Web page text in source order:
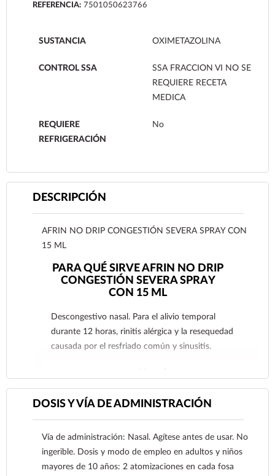
REFERENCIA: 7501050623766
SUSTANCIA OXIMETAZOLINA
CONTROL SSA
SSA FRACCION VI NO SE
REQUIERE RECETA
MEDICA
REQUIERE
REFRIGERACIÓN
No
DESCRIPCIÓN
AFRIN NO DRIP CONGESTIÓN SEVERA SPRAY CON
15 ML
PARA QUÉ SIRVE AFRIN NO DRIP
CONGESTIÓN SEVERA SPRAY
CON 15 ML
Descongestivo nasal. Para el alivio temporal
durante 12 horas, rinitis alérgica y la resequedad
causada por el resfriado común y sinusitis.
DOSIS Y VÍA DE ADMINISTRACIÓN
Vía de administración: Nasal. Agítese antes de usar. No
ingerible. Dosis y modo de empleo en adultos y niños
mayores de 10 años: 2 atomizaciones en cada fosa